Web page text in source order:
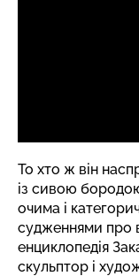
То хто ж він
із сивою
очима і
судженнями про
енциклопедія
скульптор і